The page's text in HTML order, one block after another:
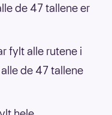
de 47 tallene er
fylt alle rutene i
de 47 tallene